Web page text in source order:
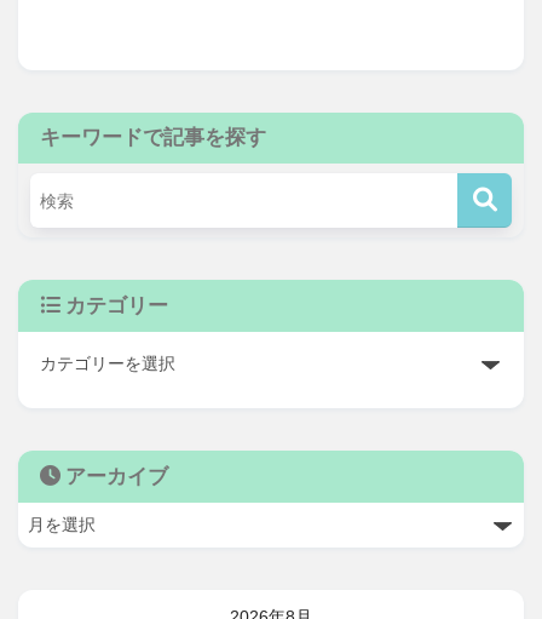
キーワードで記事を探す
カテゴリー
アーカイブ